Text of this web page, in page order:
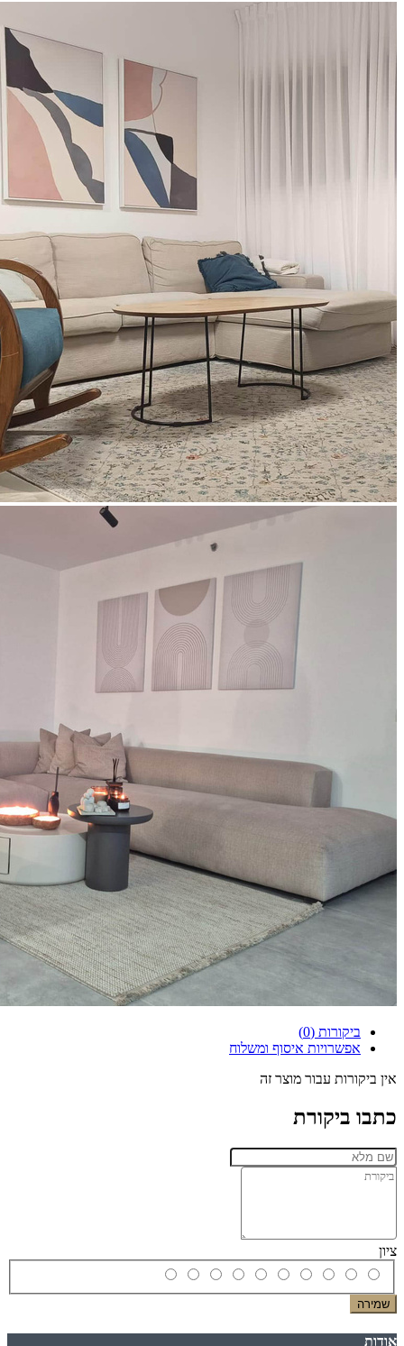
ביקורות (0)
אפשרויות איסוף ומשלוח
אין ביקורות עבור מוצר זה
כתבו ביקורת
ציון
שמירה
אודות